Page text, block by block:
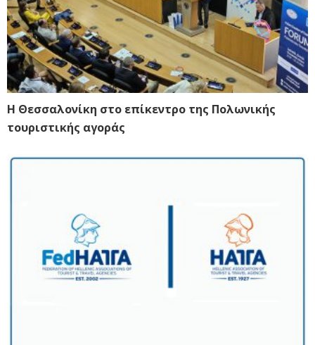
Η Θεσσαλονίκη στο επίκεντρο της Πολωνικής
τουριστικής αγοράς